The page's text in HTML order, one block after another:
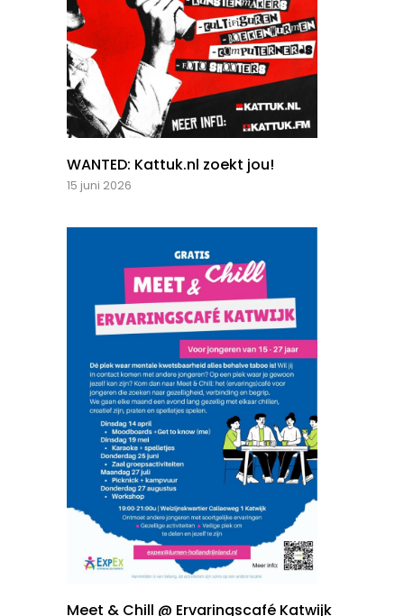
WANTED: Kattuk.nl zoekt jou!
15 juni 2026
Meet & Chill @ Ervaringscafé Katwijk